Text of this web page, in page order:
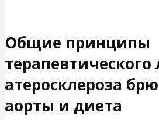
Общие принципы
терапевтического
атеросклероза
аорты и диета